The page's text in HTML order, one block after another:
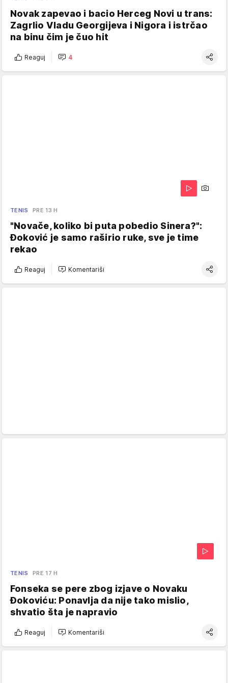
Novak zapevao i bacio Herceg Novi u trans:
Zagrlio Vladu Georgijeva i Nigora i istrčao
na binu čim je čuo hit
Reaguj 4
TENIS PRE 13 H
"Novače, koliko bi puta pobedio Sinera?":
Đoković je samo raširio ruke, sve je time
rekao
Reaguj Komentariši
TENIS PRE 17 H
Fonseka se pere zbog izjave o Novaku
Đokoviću: Ponavlja da nije tako mislio,
shvatio šta je napravio
Reaguj Komentariši